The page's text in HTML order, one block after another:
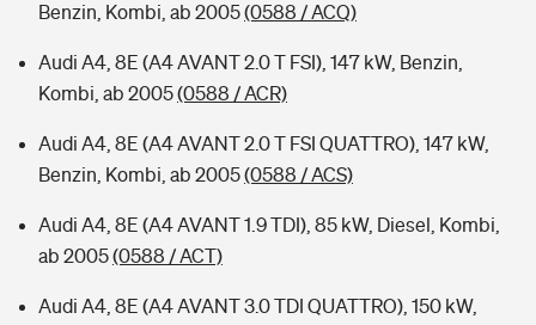
Benzin, Kombi, ab 2005(0588 / ACQ)
Audi A4, 8E (A4 AVANT 2.0 T FSI), 147 kW, Benzin,
Kombi, ab 2005(0588 / ACR)
Audi A4, 8E (A4 AVANT 2.0 T FSI QUATTRO), 147 kW,
Benzin, Kombi, ab 2005(0588 / ACS)
Audi A4, 8E (A4 AVANT 1.9 TDI), 85 kW, Diesel, Kombi,
ab 2005(0588 / ACT)
Audi A4, 8E (A4 AVANT 3.0 TDI QUATTRO), 150 kW,